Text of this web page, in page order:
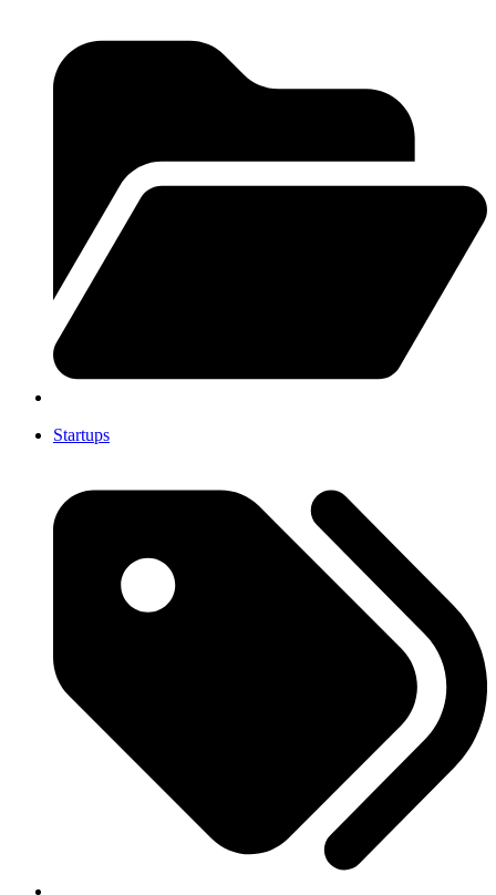
Startups